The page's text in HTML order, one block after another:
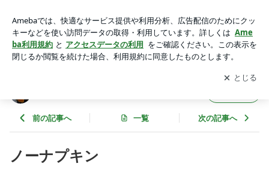
アプリをダウンロードして ブログの更新通知
を受け取りまし
ょう。
開く
前の記事へ 一覧 次の記事へ
ノーナプキン